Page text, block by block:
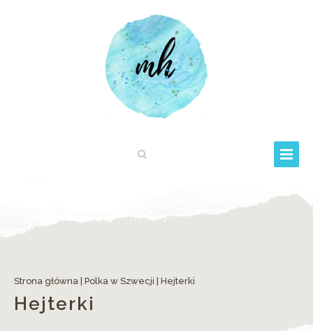
Strona główna Polka w Szwecji Hejterki
Hejterki